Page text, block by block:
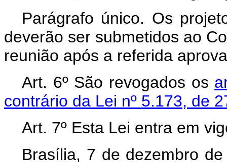
Parágrafo único. Os
deverão ser submetidos ao
reunião após a referida
Art. 6º São revogados os
contrário da Lei nº 5.173, de
Art. 7º Esta Lei entra em
Brasília, 7 de dezembro